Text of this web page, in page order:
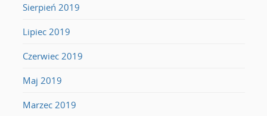
Sierpień 2019
Lipiec 2019
Czerwiec 2019
Maj 2019
Marzec 2019